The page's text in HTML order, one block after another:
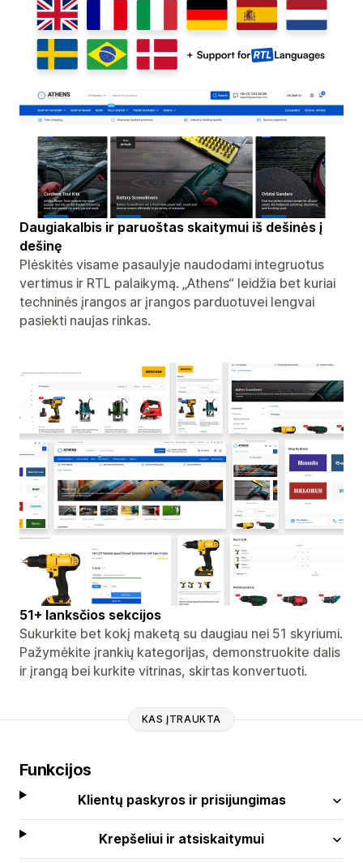
Daugiakalbis ir paruoštas skaitymui iš dešinės į
dešinę
Plėskitės visame pasaulyje naudodami integruotus
vertimus ir RTL palaikymą. „Athens“ leidžia bet kuriai
techninės įrangos ar įrangos parduotuvei lengvai
pasiekti naujas rinkas.
51+ lanksčios sekcijos
Sukurkite bet kokį maketą su daugiau nei 51 skyriumi.
Pažymėkite įrankių kategorijas, demonstruokite dalis
ir įrangą bei kurkite vitrinas, skirtas konvertuoti.
KAS ĮTRAUKTA
Funkcijos
Klientų paskyros ir prisijungimas
Krepšeliui ir atsiskaitymui